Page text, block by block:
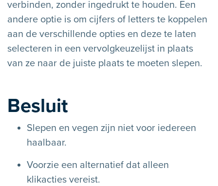
verbinden, zonder ingedrukt te houden. Een
andere optie is om cijfers of letters te koppelen
aan de verschillende opties en deze te laten
selecteren in een vervolgkeuzelijst in plaats
van ze naar de juiste plaats te moeten slepen.
Besluit
Slepen en vegen zijn niet voor iedereen
haalbaar.
Voorzie een alternatief dat alleen
klikacties vereist.